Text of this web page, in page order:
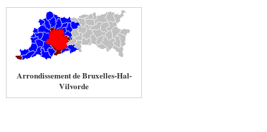
Arrondissement de Bruxelles-Hal-
Vilvorde